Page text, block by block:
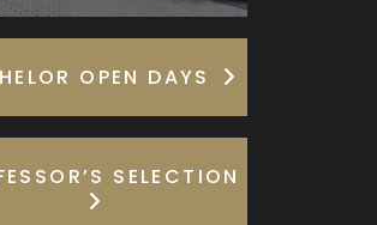
OPEN DAYS
SELECTION